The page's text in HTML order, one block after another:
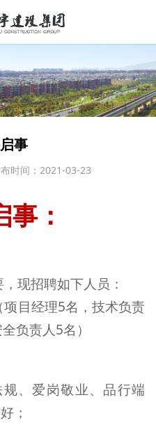
事
时间：2021-03-23
事：
现招聘如下人员：
项目经理5名，技术负责
负责人5名）
、爱岗敬业、品行端
；